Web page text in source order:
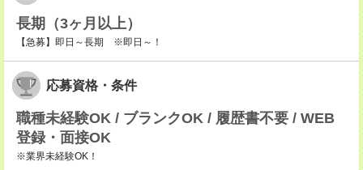
長期（3ヶ月以上）
【急募】即日～長期 ※即日～！
応募資格・条件
職種未経験OK / ブランクOK / 履歴書不要 / WEB
登録・面接OK
※業界未経験OK！